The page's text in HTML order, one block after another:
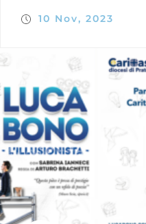
10 Nov, 2023